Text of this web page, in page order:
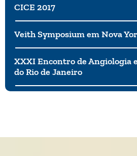
CICE 2017
Veith Symposium em Nova
XXXI Encontro de Angiologia
do Rio de Janeiro